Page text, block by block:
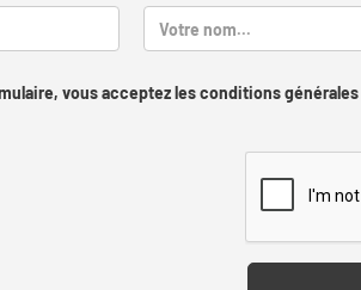
vous acceptez les conditions générales